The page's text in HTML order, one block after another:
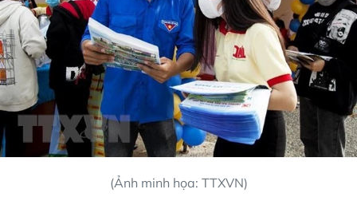
(Ảnh minh họa: TTXVN)